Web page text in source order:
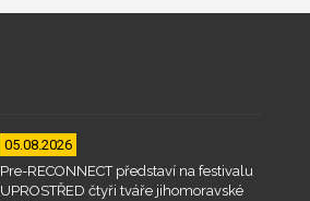
05.08.2026
Pre-RECONNECT představí na festivalu
UPROSTŘED čtyři tváře jihomoravské